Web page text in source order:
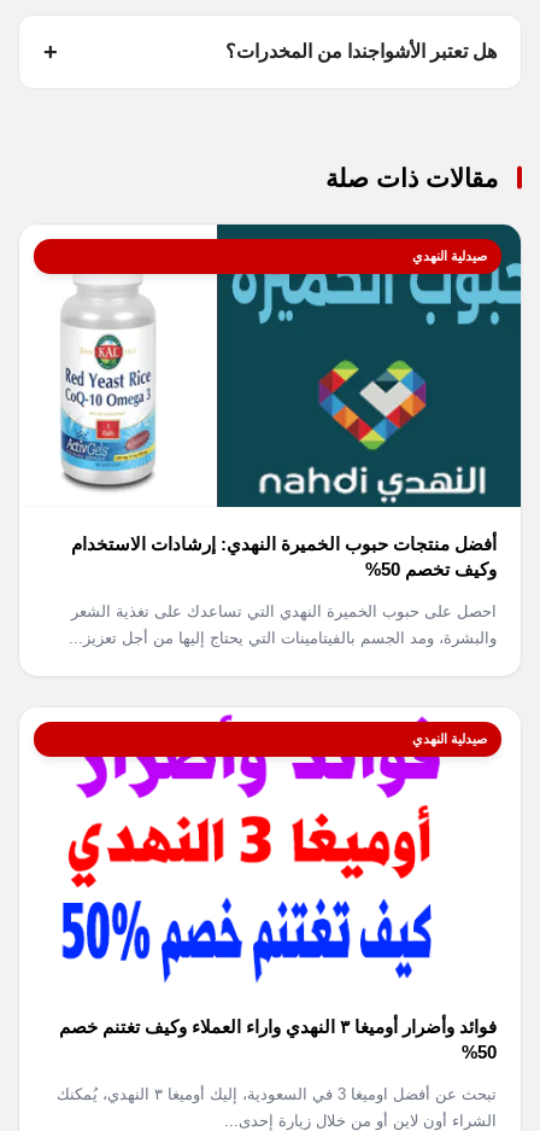
هل تعتبر الأشواجندا من المخدرات؟
مقالات ذات صلة
صيدلية النهدي
أفضل منتجات حبوب الخميرة النهدي: إرشادات الاستخدام
وكيف تخصم 50%
احصل على حبوب الخميرة النهدي التي تساعدك على تغذية الشعر
والبشرة، ومد الجسم بالفيتامينات التي يحتاج إليها من أجل تعزيز...
صيدلية النهدي
فوائد وأضرار أوميغا ٣ النهدي واراء العملاء وكيف تغتنم خصم
50%
تبحث عن أفضل اوميغا 3 في السعودية، إليك أوميغا ٣ النهدي، يُمكنك
الشراء أون لاين أو من خلال زيارة إحدى...